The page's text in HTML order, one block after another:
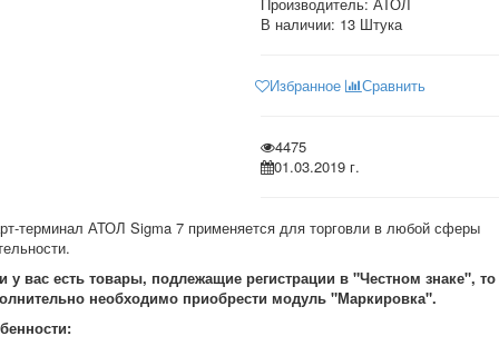
В наличии: 13 Штука
Избранное Сравнить
4475
01.03.2019 г.
терминал АТОЛ Sigma 7 применяется для торговли в любой сферы
у вас есть товары, подлежащие регистрации в "Честном знаке", то
необходимо приобрести модуль "Маркировка".